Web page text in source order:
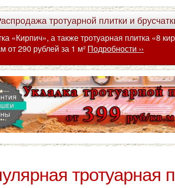
тротуарной плитки и
«Кирпич», а также тротуарная плитка «8
от 290 рублей за 1 м² Подробности ››
тротуарная